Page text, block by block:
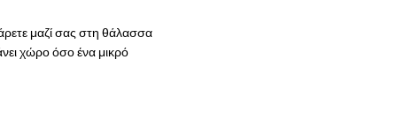
μαζί σας στη θάλασσα
χώρο όσο ένα μικρό